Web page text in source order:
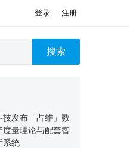
登录 注册
搜索
技发布「占维」数
度量理论与配套智
系统